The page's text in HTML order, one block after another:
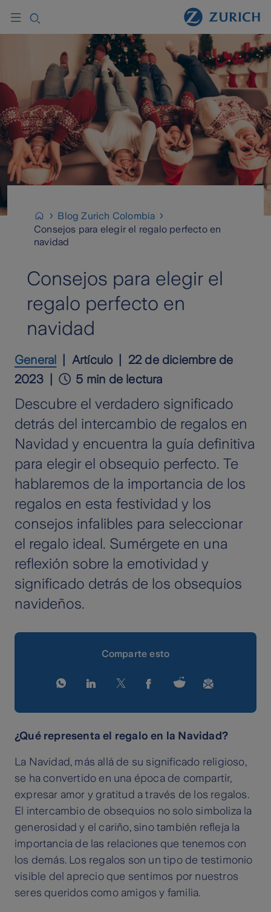
Blog Zurich Colombia
Consejos para elegir el regalo perfecto en
navidad
Consejos para elegir el
regalo perfecto en
navidad
General Artículo
22 de diciembre de
2023
5 min de lectura
Descubre el verdadero significado
detrás del intercambio de regalos en
Navidad y encuentra la guía definitiva
para elegir el obsequio perfecto. Te
hablaremos de la importancia de los
regalos en esta festividad y los
consejos infalibles para seleccionar
el regalo ideal. Sumérgete en una
reflexión sobre la emotividad y
significado detrás de los obsequios
navideños.
Comparte esto
¿Qué representa el regalo en la Navidad?
La Navidad, más allá de su significado religioso,
se ha convertido en una época de compartir,
expresar amor y gratitud a través de los regalos.
El intercambio de obsequios no solo simboliza la
generosidad y el cariño, sino también refleja la
importancia de las relaciones que tenemos con
los demás. Los regalos son un tipo de testimonio
visible del aprecio que sentimos por nuestros
seres queridos como amigos y familia.